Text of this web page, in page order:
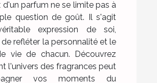
d'un parfum ne se limite pas à
question de goût. Il s'agit
expression de soi,
refléter la personnalité et le
vie de chacun. Découvrez
l'univers des fragrances peut
vos moments du